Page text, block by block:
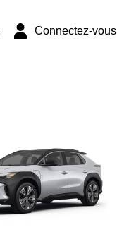
Connectez-vous